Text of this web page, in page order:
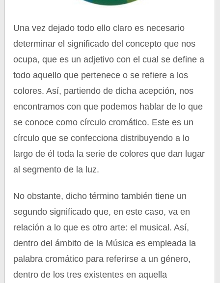
Una vez dejado todo ello claro es necesario
determinar el significado del concepto que nos
ocupa, que es un adjetivo con el cual se define a
todo aquello que pertenece o se refiere a los
colores. Así, partiendo de dicha acepción, nos
encontramos con que podemos hablar de lo que
se conoce como círculo cromático. Este es un
círculo que se confecciona distribuyendo a lo
largo de él toda la serie de colores que dan lugar
al segmento de la luz.
No obstante, dicho término también tiene un
segundo significado que, en este caso, va en
relación a lo que es otro arte: el musical. Así,
dentro del ámbito de la Música es empleada la
palabra cromático para referirse a un género,
dentro de los tres existentes en aquella